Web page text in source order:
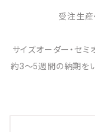
受注生産
サイズオーダー・セ
約3～5週間の納期を